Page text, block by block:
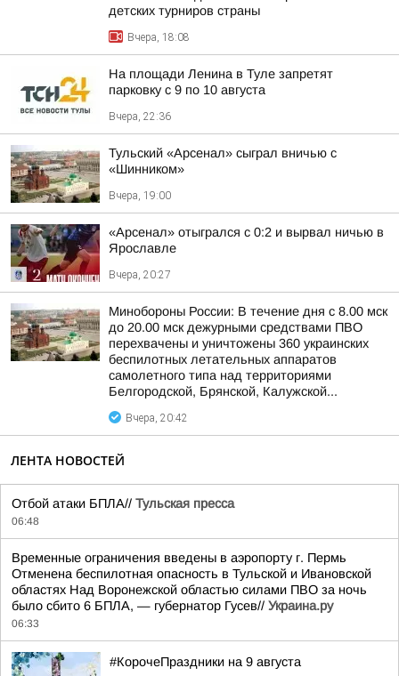
детских турниров страны
Вчера, 18:08
На площади Ленина в Туле запретят
парковку с 9 по 10 августа
Вчера, 22:36
Тульский «Арсенал» сыграл вничью с
«Шинником»
Вчера, 19:00
«Арсенал» отыгрался с 0:2 и вырвал ничью в
Ярославле
Вчера, 20:27
Минобороны России: В течение дня с 8.00 мск
до 20.00 мск дежурными средствами ПВО
перехвачены и уничтожены 360 украинских
беспилотных летательных аппаратов
самолетного типа над территориями
Белгородской, Брянской, Калужской...
Вчера, 20:42
ЛЕНТА НОВОСТЕЙ
Отбой атаки БПЛА// Тульская пресса
06:48
Временные ограничения введены в аэропорту г. Пермь
Отменена беспилотная опасность в Тульской и Ивановской
областях Над Воронежской областью силами ПВО за ночь
было сбито 6 БПЛА, — губернатор Гусев// Украина.ру
06:33
#КорочеПраздники на 9 августа